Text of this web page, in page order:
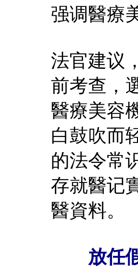
强调醫療
法官建议
前考查，
醫療美容
白鼓吹而
的法令常
存就醫记
醫資料。
放任假